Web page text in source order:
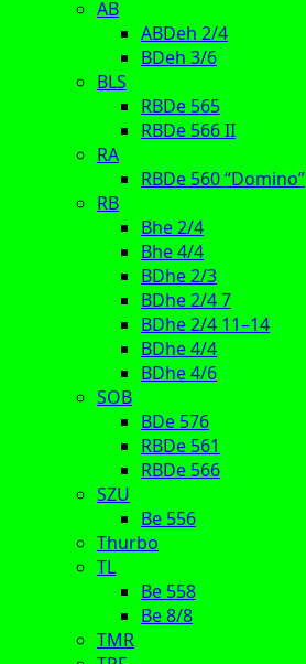
AB
ABDeh 2/4
BDeh 3/6
BLS
RBDe 565
RBDe 566 II
RA
RBDe 560 “Domino”
RB
Bhe 2/4
Bhe 4/4
BDhe 2/3
BDhe 2/4 7
BDhe 2/4 11–14
BDhe 4/4
BDhe 4/6
SOB
BDe 576
RBDe 561
RBDe 566
SZU
Be 556
Thurbo
TL
Be 558
Be 8/8
TMR